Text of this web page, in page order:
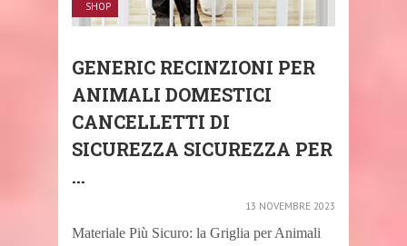
SHOP
GENERIC RECINZIONI PER
ANIMALI DOMESTICI
CANCELLETTI DI
SICUREZZA SICUREZZA PER
...
13 NOVEMBRE 2023
Materiale Più Sicuro: la Griglia per Animali